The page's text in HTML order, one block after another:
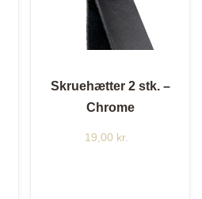
Skruehætter 2 stk. –
Chrome
19,00 kr.